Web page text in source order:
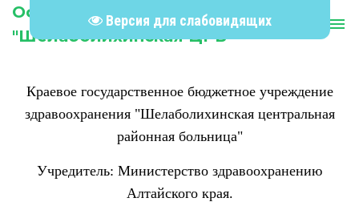
Версия для слабовидящих
Официальный сайт КГБУЗ
"Шелаболихинская ЦРБ"
menu
Краевое государственное бюджетное учреждение
здравоохранения "Шелаболихинская центральная
районная больница"
Учредитель: Министерство здравоохранению
Алтайского края.